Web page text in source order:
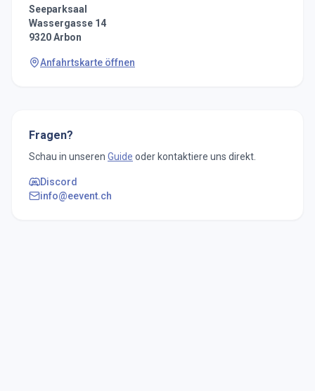
Seeparksaal
Wassergasse 14
9320 Arbon
Anfahrtskarte öffnen
Fragen?
Schau in unseren Guide oder kontaktiere uns direkt.
Discord
info@eevent.ch